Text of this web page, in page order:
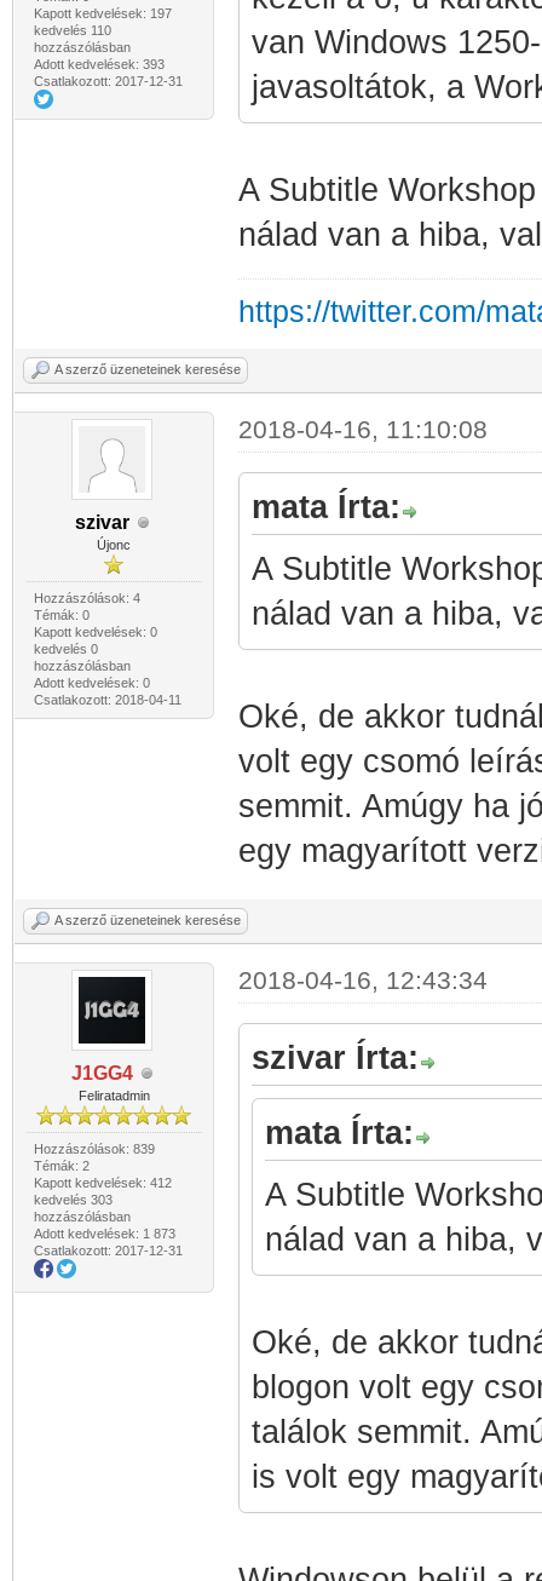
Kapott kedvelések: 197
kedvelés 110
hozzászólásban
Adott kedvelések: 393
Csatlakozott: 2017-12-31
van Windows
javasoltátok, a
A Subtitle
nálad van a hiba,
https://twitter.com/
A szerző üzeneteinek keresése
szivar
Újonc
Hozzászólások: 4
Témák: 0
Kapott kedvelések: 0
kedvelés 0
hozzászólásban
Adott kedvelések: 0
Csatlakozott: 2018-04-11
2018-04-16, 11:10:08
mata Írta:
A Subtitle
nálad van a hiba,
Oké, de akkor
volt egy csomó
semmit. Amúgy ha
egy magyarított
A szerző üzeneteinek keresése
J1GG4
Feliratadmin
Hozzászólások: 839
Témák: 2
Kapott kedvelések: 412
kedvelés 303
hozzászólásban
Adott kedvelések: 1 873
Csatlakozott: 2017-12-31
2018-04-16, 12:43:34
szivar Írta:
mata Írta:
A Subtitle
nálad van a hiba,
Oké, de akkor
blogon volt egy
találok semmit.
is volt egy